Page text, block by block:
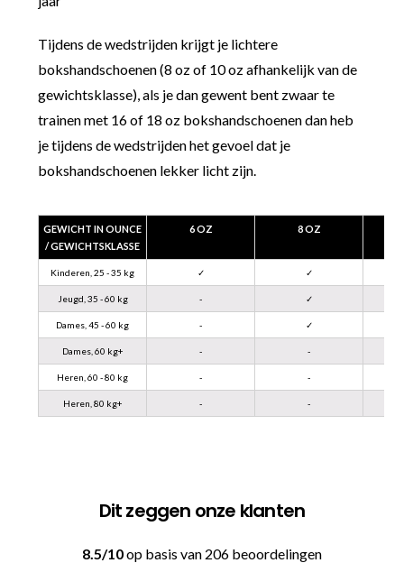
Tijdens de wedstrijden krijgt je lichtere
bokshandschoenen (8 oz of 10 oz afhankelijk van de
gewichtsklasse), als je dan gewent bent zwaar te
trainen met 16 of 18 oz bokshandschoenen dan heb
je tijdens de wedstrijden het gevoel dat je
bokshandschoenen lekker licht zijn.
GEWICHT IN OUNCE
/ GEWICHTSKLASSE
6 OZ 8 OZ
Kinderen, 25 - 35 kg ✓ ✓
Jeugd, 35 - 60 kg - ✓
Dames, 45 - 60 kg - ✓
Dames, 60 kg+ - -
Heren, 60 - 80 kg - -
Heren, 80 kg+ - -
Dit zeggen onze klanten
8.5/10op basis van 206 beoordelingen